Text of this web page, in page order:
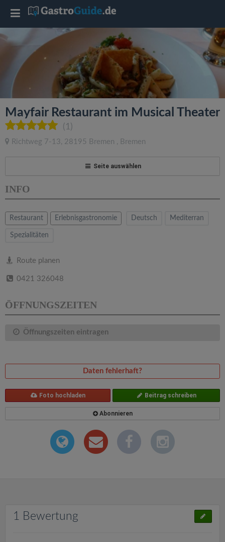
Mayfair Restaurant im Musical Theater
(1)
Richtweg 7-13, 28195 Bremen , Bremen
Seite auswählen
INFO
Restaurant Erlebnisgastronomie Deutsch Mediterran
Spezialitäten
Route planen
0421 326048
ÖFFNUNGSZEITEN
Öffnungszeiten eintragen
Daten fehlerhaft?
Foto hochladen Beitrag schreiben
Abonnieren
1 Bewertung
T
g
l
e
a
v
g
a